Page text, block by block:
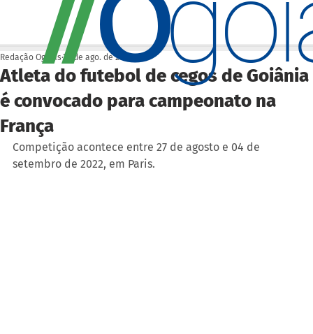
Atleta do futebol de cegos de Goiânia
é convocado para campeonato na
França
Redação Ogoiás 26 de ago. de 2022
Competição acontece entre 27 de agosto e 04 de
setembro de 2022, em Paris.